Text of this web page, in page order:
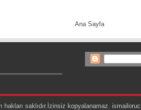
Ana Sayfa
saklıdır.İzinsiz kopyalanamaz.